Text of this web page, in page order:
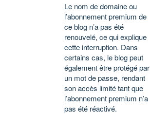
Le nom de domaine ou
l’abonnement premium de
ce blog n’a pas été
renouvelé, ce qui explique
cette interruption. Dans
certains cas, le blog peut
également être protégé par
un mot de passe, rendant
son accès limité tant que
l’abonnement premium n’a
pas été réactivé.